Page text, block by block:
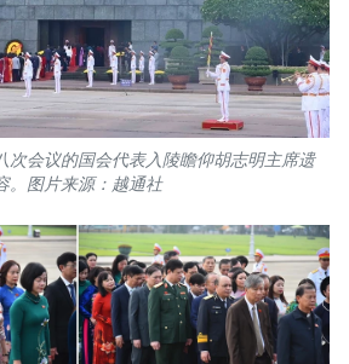
次会议的国会代表入陵瞻仰胡志明主席遗
。图片来源：越通社